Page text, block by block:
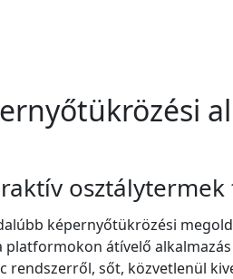
képernyőtükrözési
platformokon átívelő
rendszerről, sőt, közvetlenül